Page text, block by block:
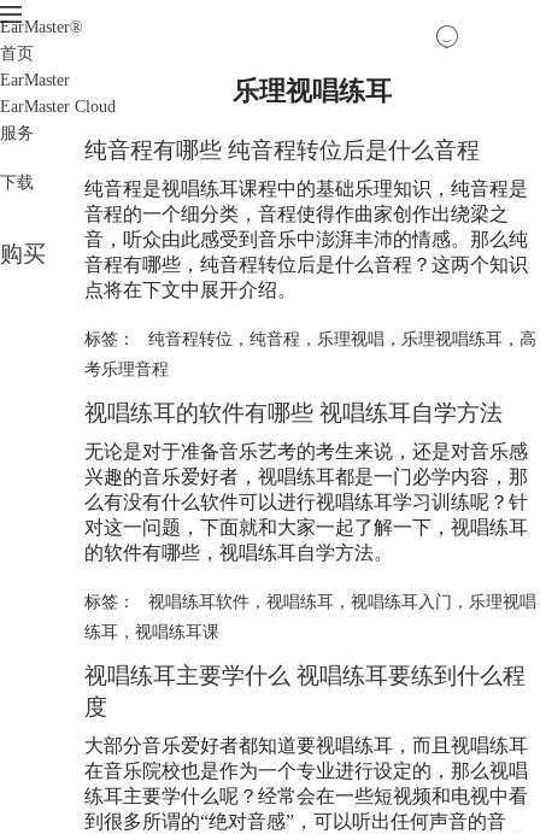
EarMaster®
首页
EarMaster
EarMaster Cloud
服务
下载
购买
乐理视唱练耳
纯音程有哪些 纯音程转位后是什么音程
纯音程是视唱练耳课程中的基础乐理知识，纯音程是
音程的一个细分类，音程使得作曲家创作出绕梁之
音，听众由此感受到音乐中澎湃丰沛的情感。那么纯
音程有哪些，纯音程转位后是什么音程？这两个知识
点将在下文中展开介绍。
标签： 纯音程转位 ， 纯音程 ， 乐理视唱， 乐理视唱练耳， 高
考乐理音程
视唱练耳的软件有哪些 视唱练耳自学方法
无论是对于准备音乐艺考的考生来说，还是对音乐感
兴趣的音乐爱好者，视唱练耳都是一门必学内容，那
么有没有什么软件可以进行视唱练耳学习训练呢？针
对这一问题，下面就和大家一起了解一下，视唱练耳
的软件有哪些，视唱练耳自学方法。
标签： 视唱练耳软件， 视唱练耳， 视唱练耳入门 ， 乐理视唱
练耳 ， 视唱练耳课
视唱练耳主要学什么 视唱练耳要练到什么程
度
大部分音乐爱好者都知道要视唱练耳，而且视唱练耳
在音乐院校也是作为一个专业进行设定的，那么视唱
练耳主要学什么呢？经常会在一些短视频和电视中看
到很多所谓的“绝对音感”，可以听出任何声音的音